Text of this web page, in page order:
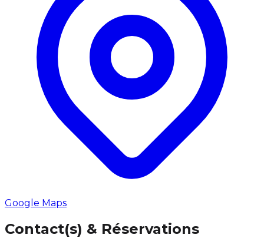
Google Maps
Contact(s) & Réservations